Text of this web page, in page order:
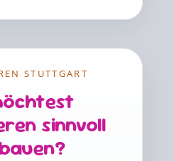
STUTTGART
sinnvoll